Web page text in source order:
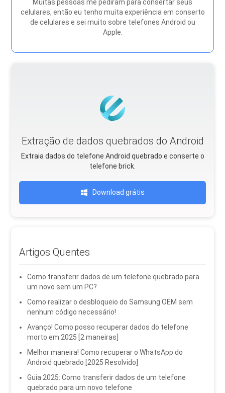
Muitas pessoas me pediram para consertar seus
celulares, então eu tenho muita experiência em conserto
de celulares e sei muito sobre telefones Android ou
Apple.
Extração de dados quebrados do Android
Extraia dados do telefone Android quebrado e conserte o
telefone brick.
Download grátis
Artigos Quentes
Como transferir dados de um telefone quebrado para
um novo sem um PC?
Como realizar o desbloqueio do Samsung OEM sem
nenhum código necessário!
Avanço! Como posso recuperar dados do telefone
morto em 2025 [2 maneiras]
Melhor maneira! Como recuperar o WhatsApp do
Android quebrado [2025 Resolvido]
Guia 2025: Como transferir dados de um telefone
quebrado para um novo telefone